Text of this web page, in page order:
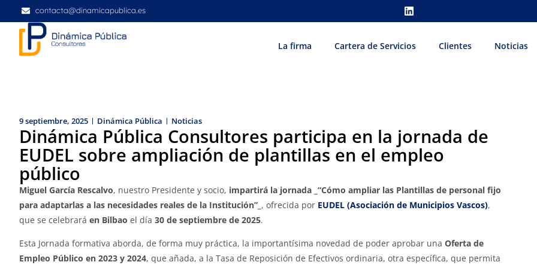
contacta@dinamicapublica.es
La firma Cartera de Servicios Clientes Noticias
9 septiembre, 2025 Dinámica Pública Noticias
Dinámica Pública Consultores participa en la jornada de
EUDEL sobre ampliación de plantillas en el empleo
público
Miguel García Rescalvo, nuestro Presidente y socio, impartirá la jornada _“Cómo ampliar las Plantillas de personal fijo
para adaptarlas a las necesidades reales de la Institución”_ , ofrecida por EUDEL (Asociación de Municipios Vascos),
que se celebrará en Bilbao el día 30 de septiembre de 2025.
Esta Jornada formativa aborda, de forma muy práctica, la importantísima novedad de poder aprobar una Oferta de
Empleo Público en 2023 y 2024, que añada, a la Tasa de Reposición de Efectivos ordinaria, otra específica, que permita